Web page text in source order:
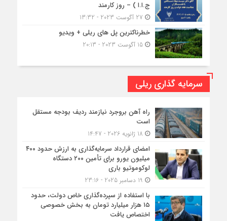
ج.ا.ا ) – روز کارمند
خطرناکترین پل های ریلی + ویدیو
15 آگوست 2023 - 20:13
سرمایه گذاری ریلی
راه آهن بروجرد نیازمند ردیف بودجه مستقل
است
امضای قرارداد سرمایه‌گذاری به ارزش حدود ۴۰۰
میلیون یورو برای تأمین ۲۰۰ دستگاه
لوکوموتیو باری
با استفاده از سپرده‌گذاری خاص دولت، حدود
۱۵ هزار میلیارد تومان به بخش خصوصی
اختصاص یافت